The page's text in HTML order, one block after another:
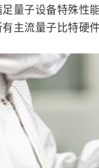
量子设备特殊性
主流量子比特硬件